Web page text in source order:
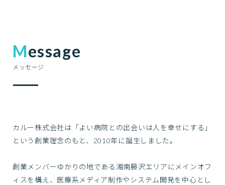
Message
メッセージ
カルー株式会社は「よい病院との出会いは人を幸せにする」
という創業理念のもと、2010年に誕生しました。
創業メンバーゆかりの地である湘南藤沢エリアにメインオフ
ィスを構え、医療系メディア制作やシステム開発を中心とし